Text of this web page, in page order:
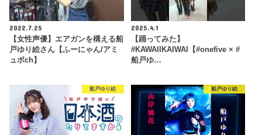
2022.7.25
【女性声優】エアガンを構える船
戸ゆり絵さん【ふーにゃん/アミ
ュボch】
2025.4.1
【踊ってみた】
#KAWAIIKAIWAI【#onefive × #
船戸ゆ…
船戸ゆり絵 船戸ゆり絵